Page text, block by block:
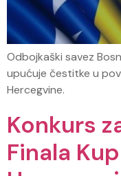
Odbojkaški savez
upućuje čestitke u
Hercegvine.
Konkurs
Finala